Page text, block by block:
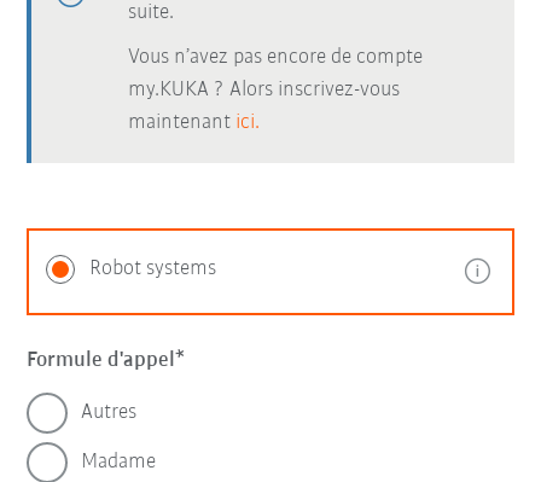
suite.
Vous n’avez pas encore de compte
my.KUKA ? Alors inscrivez-vous
maintenant ici.
Robot systems
Formule d'appel
Autres
Madame